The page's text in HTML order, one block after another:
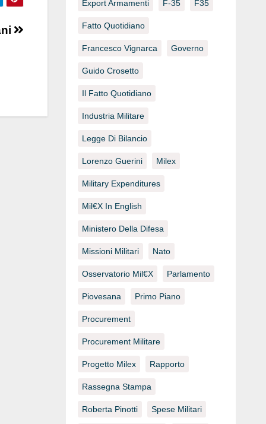
Export Armamenti F-35 F35
Fatto Quotidiano
Francesco Vignarca Governo
Guido Crosetto
Il Fatto Quotidiano
Industria Militare
Legge Di Bilancio
Lorenzo Guerini Milex
Military Expenditures
Mil€x In English
Ministero Della Difesa
Missioni Militari Nato
Osservatorio Mil€x Parlamento
Piovesana Primo Piano
Procurement
Procurement Militare
Progetto Milex Rapporto
Rassegna Stampa
Roberta Pinotti Spese Militari